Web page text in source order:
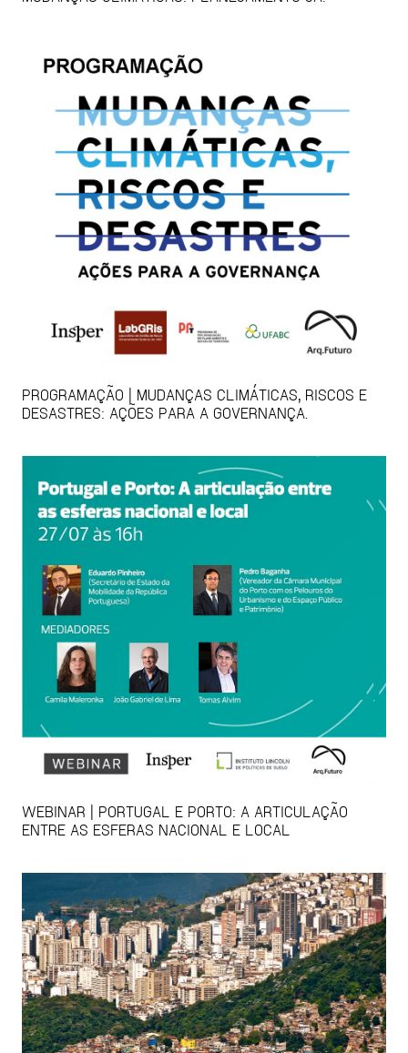
PROGRAMAÇÃO | MUDANÇAS CLIMÁTICAS, RISCOS E
DESASTRES: AÇÕES PARA A GOVERNANÇA.
WEBINAR | PORTUGAL E PORTO: A ARTICULAÇÃO
ENTRE AS ESFERAS NACIONAL E LOCAL